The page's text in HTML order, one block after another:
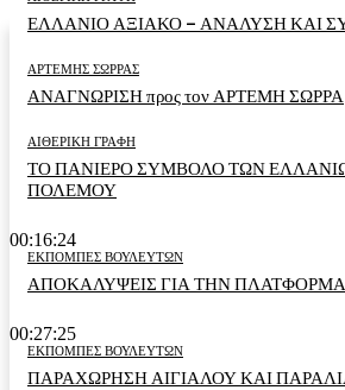
ΕΛΛΑΝΙΟ ΑΞΙΑΚΟ – ΑΝΑΛΥΣΗ ΚΑΙ
ΑΡΤΕΜΗΣ ΣΩΡΡΑΣ
ΑΝΑΓΝΩΡΙΣΗ προς τον ΑΡΤΕΜΗ ΣΩΡΡΑ
ΑΙΘΕΡΙΚΗ ΓΡΑΦΗ
ΤΟ ΠΑΝΙΕΡΟ ΣΥΜΒΟΛΟ ΤΩΝ
ΠΟΛΕΜΟΥ
00:16:24
ΕΚΠΟΜΠΕΣ ΒΟΥΛΕΥΤΩΝ
ΑΠΟΚΑΛΥΨΕΙΣ ΓΙΑ ΤΗΝ
00:27:25
ΕΚΠΟΜΠΕΣ ΒΟΥΛΕΥΤΩΝ
ΠΑΡΑΧΩΡΗΣΗ ΑΙΓΙΑΛΟΥ ΚΑΙ